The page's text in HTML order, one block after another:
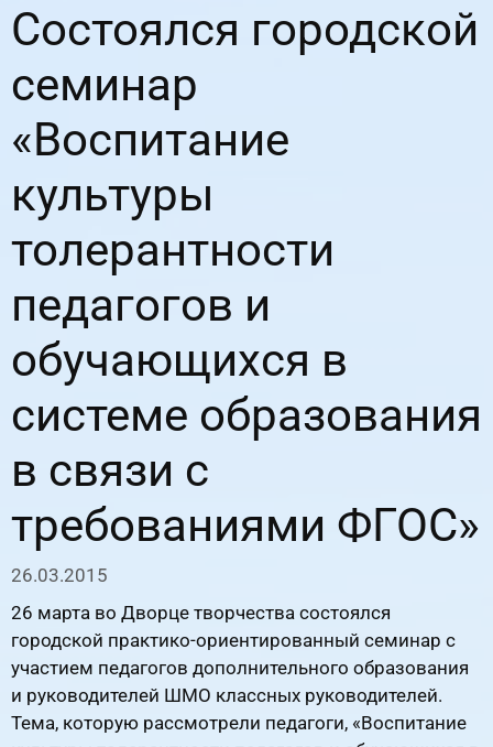
Состоялся городской
семинар
«Воспитание
культуры
толерантности
педагогов и
обучающихся в
системе образования
в связи с
требованиями ФГОС»
26.03.2015
26 марта во Дворце творчества состоялся
городской практико-ориентированный семинар с
участием педагогов дополнительного образования
и руководителей ШМО классных руководителей.
Тема, которую рассмотрели педагоги, «Воспитание